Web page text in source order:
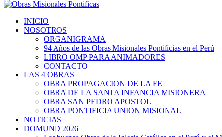
INICIO
NOSOTROS
ORGANIGRAMA
94 Años de las Obras Misionales Pontificias en el Perú
LIBRO OMP PARA ANIMADORES
CONTACTO
LAS 4 OBRAS
OBRA PROPAGACION DE LA FE
OBRA DE LA SANTA INFANCIA MISIONERA
OBRA SAN PEDRO APOSTOL
OBRA PONTIFICIA UNION MISIONAL
NOTICIAS
DOMUND 2026